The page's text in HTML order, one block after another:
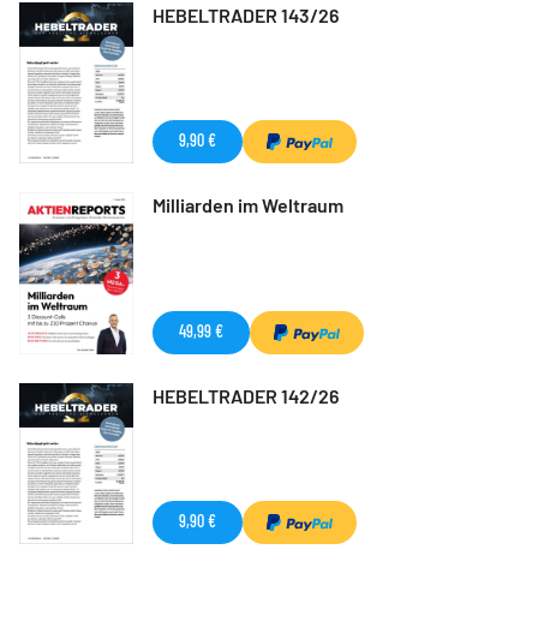
HEBELTRADER 143/26
9,90 €
Milliarden im Weltraum
49,99 €
HEBELTRADER 142/26
9,90 €